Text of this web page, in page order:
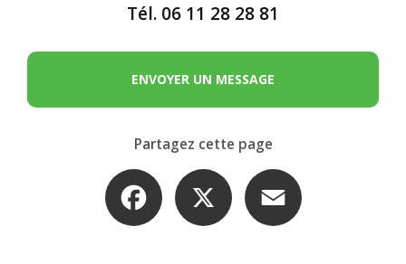
Tél. 06 11 28 28 81
ENVOYER UN MESSAGE
Partagez cette page
Facebook